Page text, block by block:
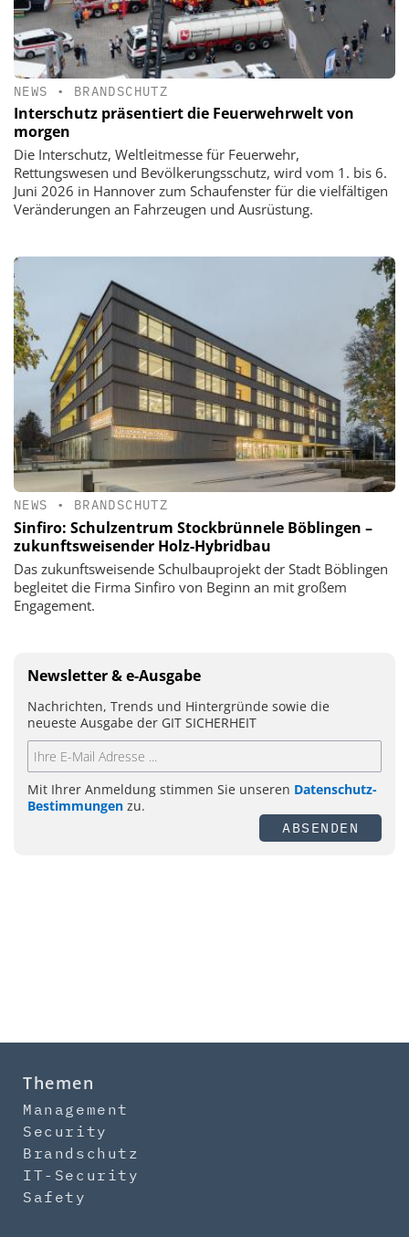
NEWS • BRANDSCHUTZ
Interschutz präsentiert die Feuerwehrwelt von
morgen
Die Interschutz, Weltleitmesse für Feuerwehr,
Rettungswesen und Bevölkerungsschutz, wird vom 1. bis 6.
Juni 2026 in Hannover zum Schaufenster für die vielfältigen
Veränderungen an Fahrzeugen und Ausrüstung.
NEWS • BRANDSCHUTZ
Sinfiro: Schulzentrum Stockbrünnele Böblingen –
zukunftsweisender Holz-Hybridbau
Das zukunftsweisende Schulbauprojekt der Stadt Böblingen
begleitet die Firma Sinfiro von Beginn an mit großem
Engagement.
Newsletter & e-Ausgabe
Nachrichten, Trends und Hintergründe sowie die
neueste Ausgabe der GIT SICHERHEIT
Mit Ihrer Anmeldung stimmen Sie unseren Datenschutz-
Bestimmungen zu.
ABSENDEN
Themen
Management
Security
Brandschutz
IT-Security
Safety